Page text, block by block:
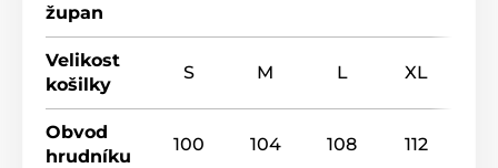
župan
Velikost
košilky
S M L XL
Obvod
hrudníku
100 104 108 112